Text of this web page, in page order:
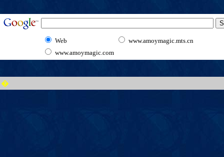
Web
www.amoymagic.mts.cn
www.amoymagic.com
�